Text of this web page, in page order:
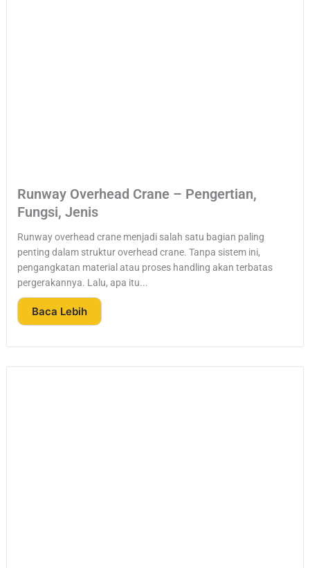
Runway Overhead Crane – Pengertian,
Fungsi, Jenis
Runway overhead crane menjadi salah satu bagian paling
penting dalam struktur overhead crane. Tanpa sistem ini,
pengangkatan material atau proses handling akan terbatas
pergerakannya. Lalu, apa itu...
Baca Lebih